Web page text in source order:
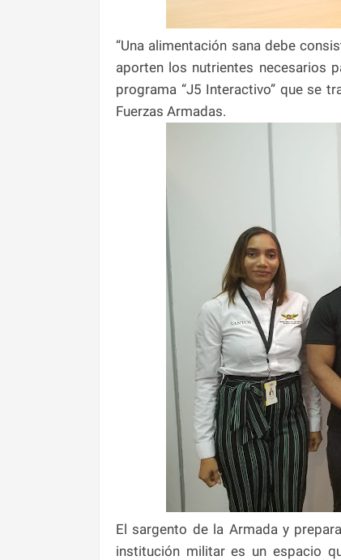
“Una alimentación sana debe
aporten los nutrientes necesarios
programa “J5 Interactivo” que se
Fuerzas Armadas.
El sargento de la Armada y
institución militar es un espacio